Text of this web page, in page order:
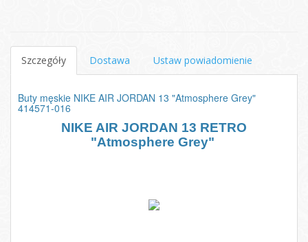
Szczegóły Dostawa Ustaw powiadomienie
Buty męskie NIKE AIR JORDAN 13 "Atmosphere Grey"
414571-016
NIKE AIR JORDAN 13 RETRO
"Atmosphere Grey"